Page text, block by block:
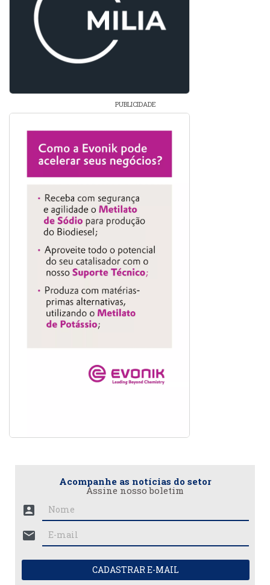
PUBLICIDADE
Acompanhe as notícias do setor
Assine nosso boletim
account_box
mail
CADASTRAR E-MAIL